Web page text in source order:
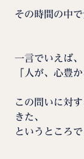
その時間の中
一言でいえば、
「人が、心豊
この問いに対
きた、
というところで